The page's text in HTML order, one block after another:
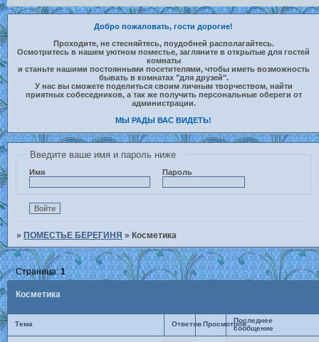
Добро пожаловать, гости дорогие!
Проходите, не стесняйтесь, поудобней располагайтесь.
Осмотритесь в нашем уютном поместье, загляните в открытые для гостей
комнаты
и станьте нашими постоянными посетителями, чтобы иметь возможность
бывать в комнатах "для друзей".
У нас вы сможете поделиться своим личным творчеством, найти
приятных собеседников, а так же получить персональные обереги от
администрации.
МЫ РАДЫ ВАС ВИДЕТЬ!
Введите ваше имя и пароль ниже
Имя Пароль
»ПОМЕСТЬЕ БЕРЕГИНЯ »Косметика
Косметика
Страница:1
Тема Ответов ПросмотровПоследнее
сообщение